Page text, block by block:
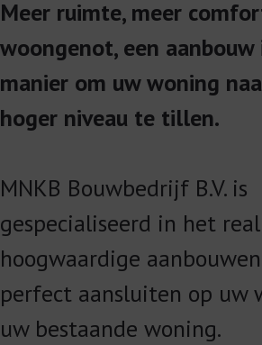
Meer ruimte, meer
woongenot, een aanbouw
manier om uw woning
hoger niveau te tillen.
MNKB Bouwbedrijf B.V. is
gespecialiseerd in het
hoogwaardige
perfect aansluiten op uw
uw bestaande woning.